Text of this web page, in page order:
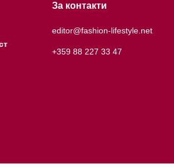
За контакти
editor@fashion-lifestyle.net
+359 88 227 33 47